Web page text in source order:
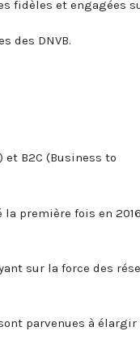
fidèles et engagées
des DNVB.
B2C (Business to
première fois en
sur la force des
parvenues à